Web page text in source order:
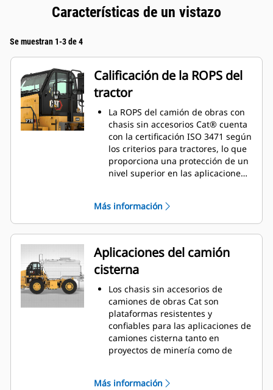
Características de un vistazo
Se muestran 1-3 de 4
Calificación de la ROPS del
tractor
La ROPS del camión de obras con
chasis sin accesorios Cat® cuenta
con la certificación ISO 3471 según
los criterios para tractores, lo que
proporciona una protección de un
nivel superior en las aplicaciones
Más información
Aplicaciones del camión
cisterna
Los chasis sin accesorios de
camiones de obras Cat son
plataformas resistentes y
confiables para las aplicaciones de
camiones cisterna tanto en
proyectos de minería como de
chasis sin accesorios proporciona
Más información